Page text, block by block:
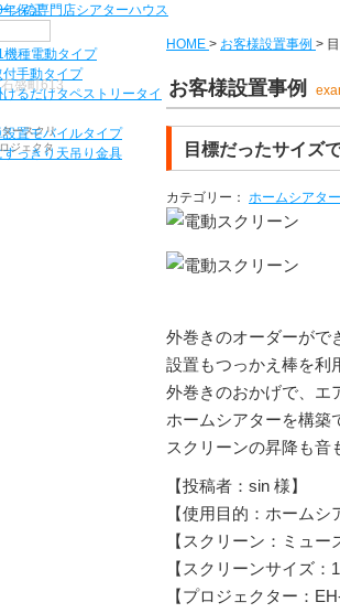
HOME > お客様設置事例 >
お客様設置事例
目標だったサイズ
カテゴリー： ホームシアター
外巻きのオーダーがで
設置もつっかえ棒を利
外巻きのおかげで、エ
ホームシアターを構築
スクリーンの昇降も音
【投稿者：sin 様】
【使用目的：ホーム
【スクリーン：ミュ
【スクリーンサイズ：
【プロジェクター：
機種電動タイプ
付手動タイプ
るだけタペストリータイ
設置モバイルタイプ
っきり 天吊り金具
盛町613
ースクリ
ジェクタ